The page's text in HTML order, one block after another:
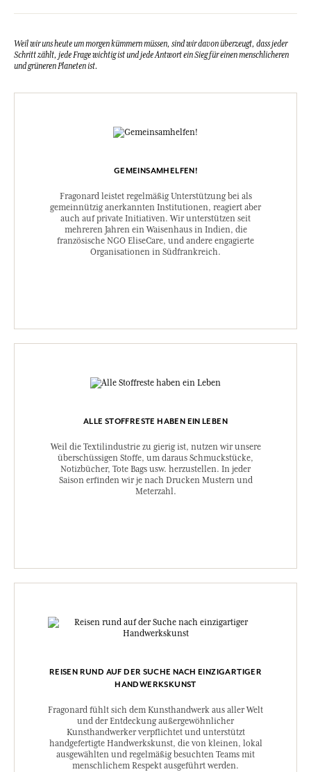
Weil wir uns heute um morgen kümmern müssen, sind wir davon überzeugt, dass jeder
Schritt zählt, jede Frage wichtig ist und jede Antwort ein Sieg für einen menschlicheren
und grüneren Planeten ist.
GEMEINSAMHELFEN!
Fragonard leistet regelmäßig Unterstützung bei als
gemeinnützig anerkannten Institutionen, reagiert aber
auch auf private Initiativen. Wir unterstützen seit
mehreren Jahren ein Waisenhaus in Indien, die
französische NGO EliseCare, und andere engagierte
Organisationen in Südfrankreich.
ALLE STOFFRESTE HABEN EIN LEBEN
Weil die Textilindustrie zu gierig ist, nutzen wir unsere
überschüssigen Stoffe, um daraus Schmuckstücke,
Notizbücher, Tote Bags usw. herzustellen. In jeder
Saison erfinden wir je nach Drucken Mustern und
Meterzahl.
REISEN RUND AUF DER SUCHE NACH EINZIGARTIGER
HANDWERKSKUNST
Fragonard fühlt sich dem Kunsthandwerk aus aller Welt
und der Entdeckung außergewöhnlicher
Kunsthandwerker verpflichtet und unterstützt
handgefertigte Handwerkskunst, die von kleinen, lokal
ausgewählten und regelmäßig besuchten Teams mit
menschlichem Respekt ausgeführt werden.